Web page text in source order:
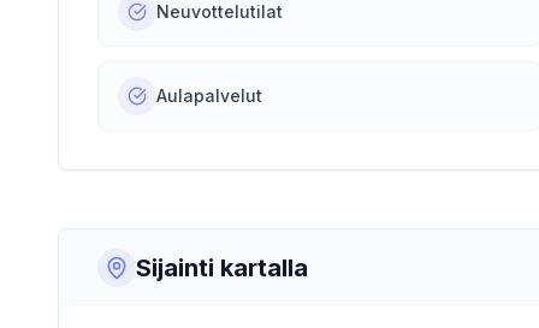
Neuvottelutilat
Aulapalvelut
Sijainti kartalla